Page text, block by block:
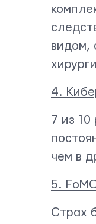
видом,
4.
7 из 10
чем в
5.
Страх